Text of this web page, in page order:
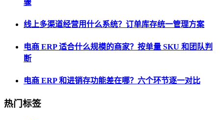
骤
线上多渠道经营用什么系统？订单库存统一管理方案
电商 ERP 适合什么规模的商家？按单量 SKU 和团队判
断
电商 ERP 和进销存功能差在哪？六个环节逐一对比
热门标签